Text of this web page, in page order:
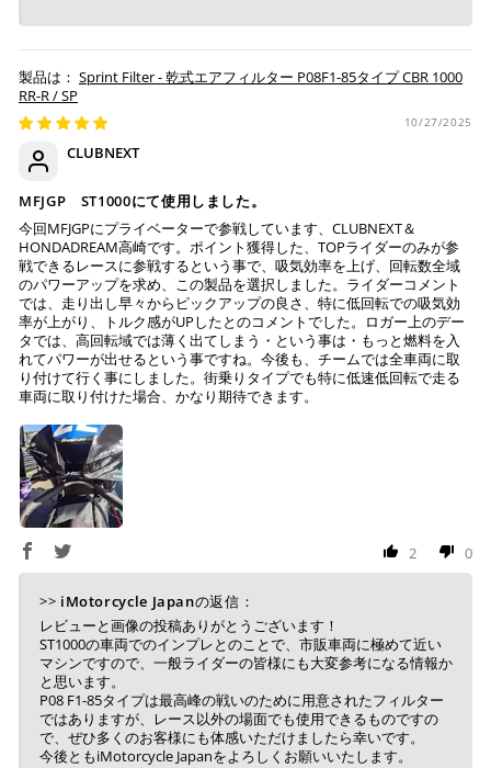
せて頂きます。
※ 振込手数料はご負担ください。
Sprint Filter - 乾式エアフィルター P08F1-85タイプ CBR 1000
RR-R / SP
10/27/2025
CLUBNEXT
MFJGP ST1000にて使用しました。
今回MFJGPにプライベーターで参戦しています、CLUBNEXT＆
HONDADREAM高崎です。ポイント獲得した、TOPライダーのみが参
戦できるレースに参戦するという事で、吸気効率を上げ、回転数全域
のパワーアップを求め、この製品を選択しました。ライダーコメント
では、走り出し早々からピックアップの良さ、特に低回転での吸気効
率が上がり、トルク感がUPしたとのコメントでした。ロガー上のデー
タでは、高回転域では薄く出てしまう・という事は・もっと燃料を入
れてパワーが出せるという事ですね。今後も、チームでは全車両に取
り付けて行く事にしました。街乗りタイプでも特に低速低回転で走る
車両に取り付けた場合、かなり期待できます。
2 0
>> iMotorcycle Japanの返信：
レビューと画像の投稿ありがとうございます！
ST1000の車両でのインプレとのことで、市販車両に極めて近い
マシンですので、一般ライダーの皆様にも大変参考になる情報か
と思います。
P08 F1-85タイプは最高峰の戦いのために用意されたフィルター
ではありますが、レース以外の場面でも使用できるものですの
で、ぜひ多くのお客様にも体感いただけましたら幸いです。
今後ともiMotorcycle Japanをよろしくお願いいたします。